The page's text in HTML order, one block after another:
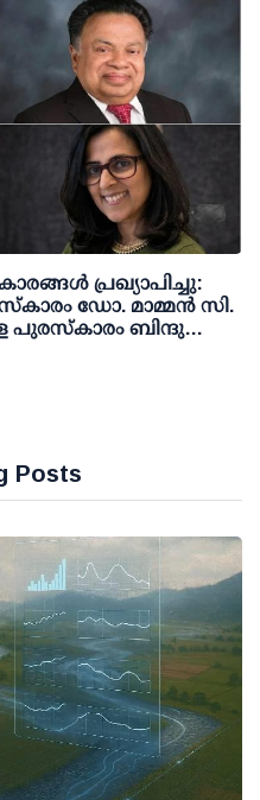
പ്രഖ്യാപിച്ചു:
ഡോ. മാമ്മന്‍ സി.
പുരസ്‌കാരം ബിന്ദു
Posts